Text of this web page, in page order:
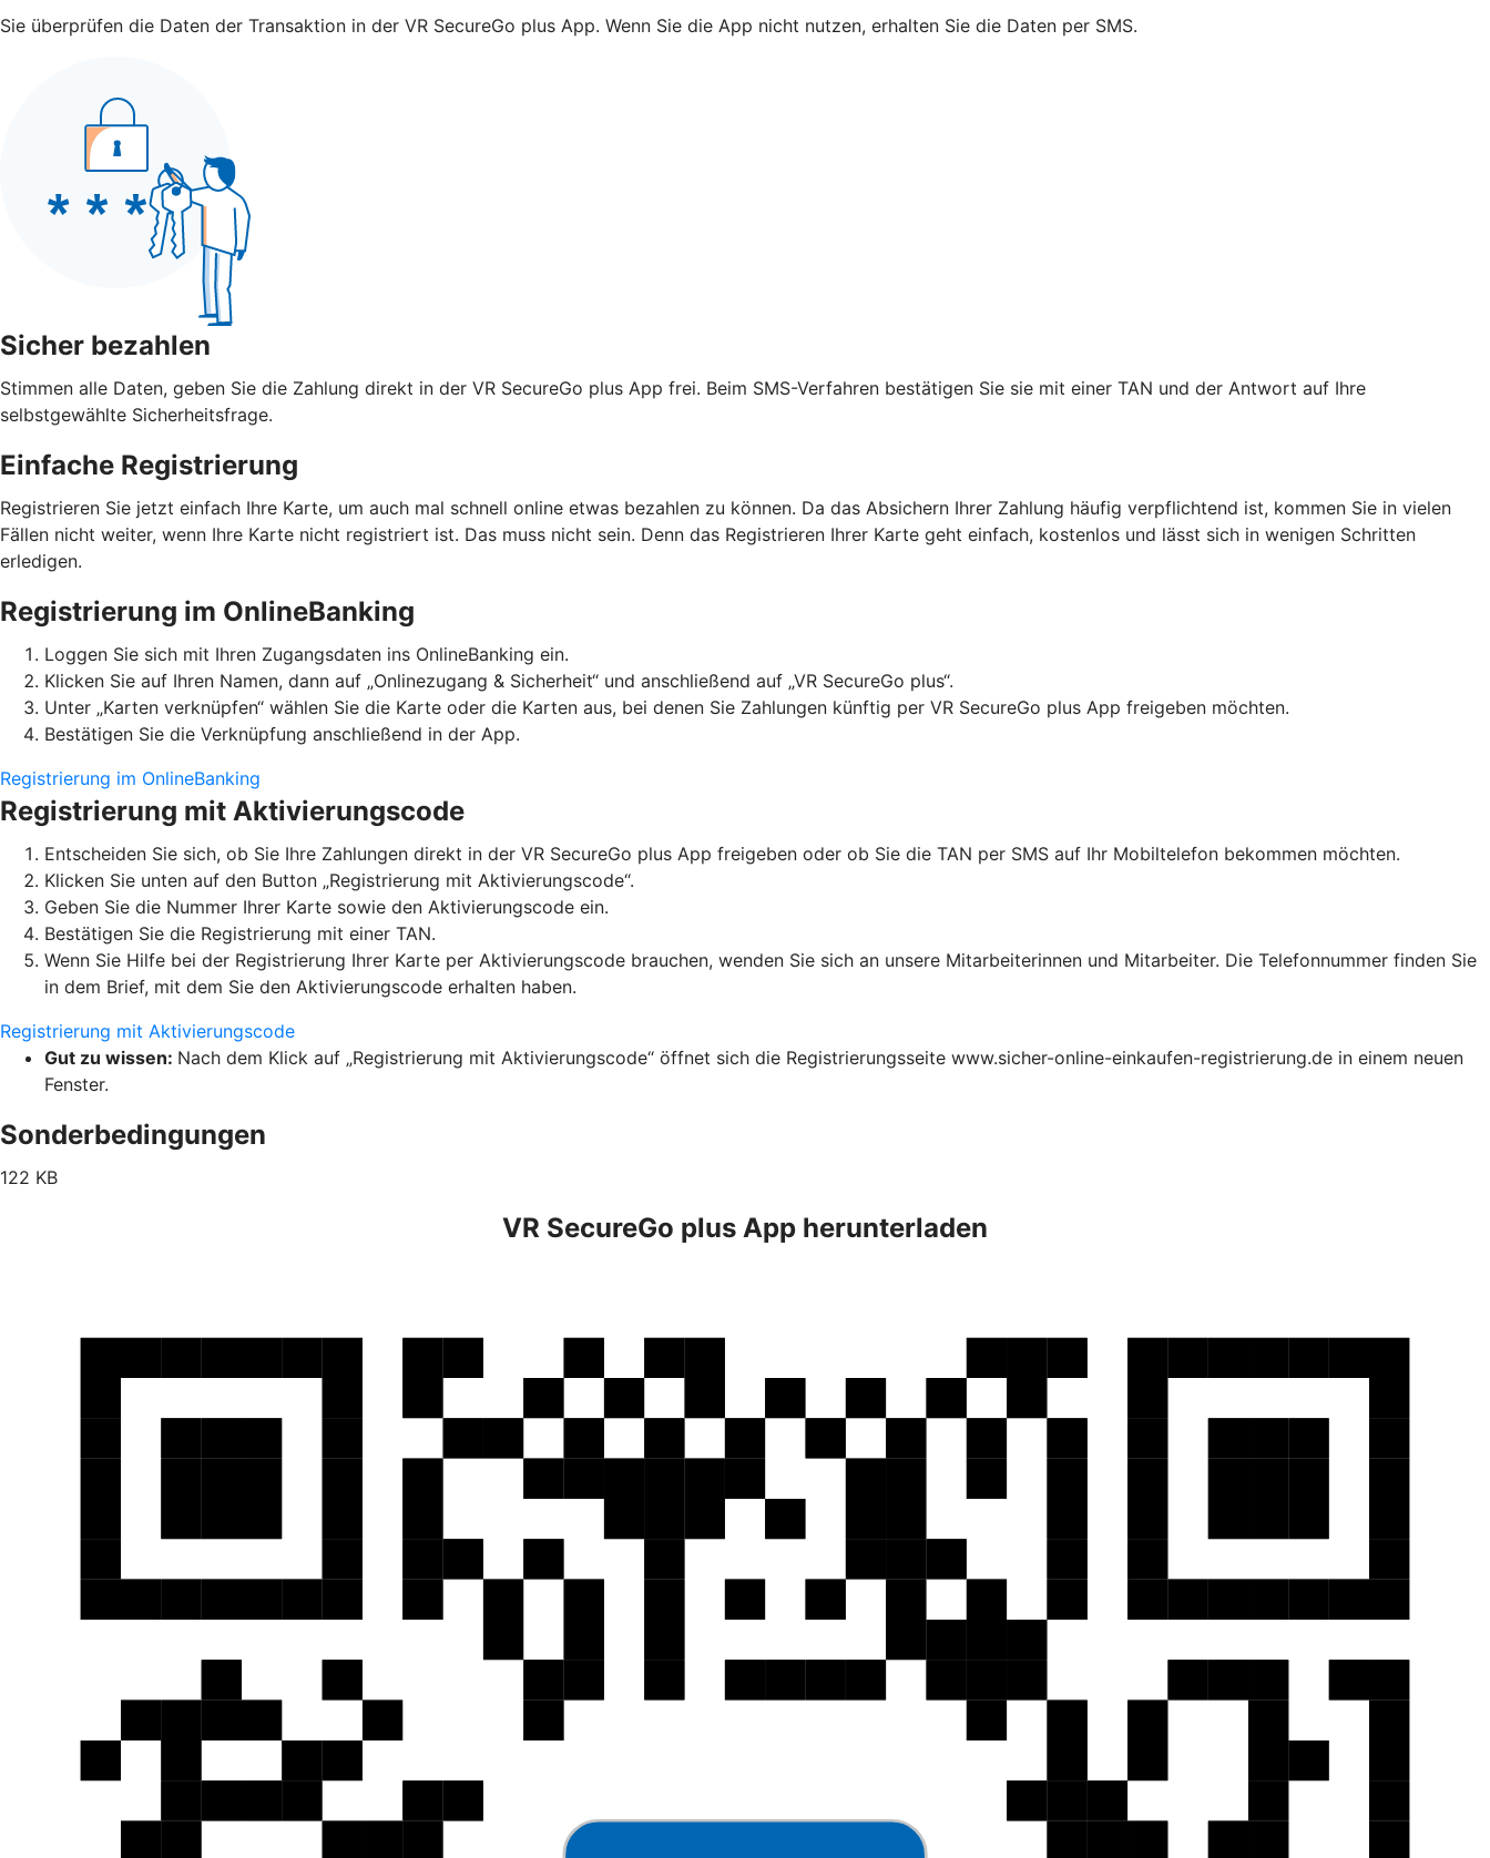
Sie überprüfen die Daten der Transaktion in der VR SecureGo plus App. Wenn Sie die App nicht nutzen, erhalten Sie die Daten per SMS.
Sicher bezahlen
Stimmen alle Daten, geben Sie die Zahlung direkt in der VR SecureGo plus App frei. Beim SMS-Verfahren bestätigen Sie sie mit einer TAN und der Antwort auf Ihre
selbstgewählte Sicherheitsfrage.
Einfache Registrierung
Registrieren Sie jetzt einfach Ihre Karte, um auch mal schnell online etwas bezahlen zu können. Da das Absichern Ihrer Zahlung häufig verpflichtend ist, kommen Sie in vielen
Fällen nicht weiter, wenn Ihre Karte nicht registriert ist. Das muss nicht sein. Denn das Registrieren Ihrer Karte geht einfach, kostenlos und lässt sich in wenigen Schritten
erledigen.
Registrierung im OnlineBanking
Loggen Sie sich mit Ihren Zugangsdaten ins OnlineBanking ein.
Klicken Sie auf Ihren Namen, dann auf „Onlinezugang & Sicherheit“ und anschließend auf „VR SecureGo plus“.
Unter „Karten verknüpfen“ wählen Sie die Karte oder die Karten aus, bei denen Sie Zahlungen künftig per VR SecureGo plus App freigeben möchten.
Bestätigen Sie die Verknüpfung anschließend in der App.
Registrierung im OnlineBanking
Registrierung mit Aktivierungscode
Entscheiden Sie sich, ob Sie Ihre Zahlungen direkt in der VR SecureGo plus App freigeben oder ob Sie die TAN per SMS auf Ihr Mobiltelefon bekommen möchten.
Klicken Sie unten auf den Button „Registrierung mit Aktivierungscode“.
Geben Sie die Nummer Ihrer Karte sowie den Aktivierungscode ein.
Bestätigen Sie die Registrierung mit einer TAN.
Wenn Sie Hilfe bei der Registrierung Ihrer Karte per Aktivierungscode brauchen, wenden Sie sich an unsere Mitarbeiterinnen und Mitarbeiter. Die Telefonnummer finden Sie
in dem Brief, mit dem Sie den Aktivierungscode erhalten haben.
Registrierung mit Aktivierungscode
Gut zu wissen: Nach dem Klick auf „Registrierung mit Aktivierungscode“ öffnet sich die Registrierungsseite www.sicher-online-einkaufen-registrierung.de in einem neuen
Fenster.
Sonderbedingungen
122 KB
VR SecureGo plus App herunterladen